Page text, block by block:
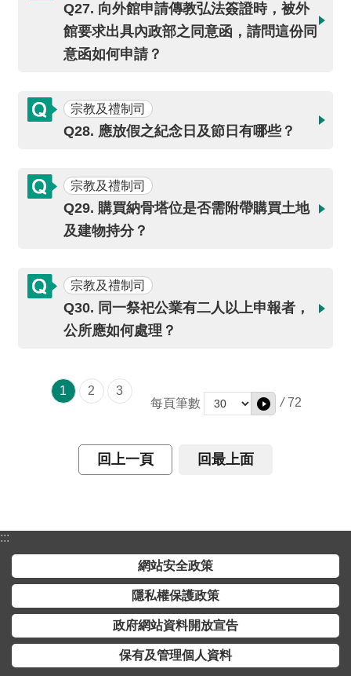
Q27. 向外館申請傳教弘法簽證時，被外
館要求出具內政部之同意函，請問這份同
意函如何申請？
宗教及禮制司
Q28. 應放假之紀念日及節日有哪些？
宗教及禮制司
Q29. 購買納骨塔位是否需附帶購買土地
及建物持分？
宗教及禮制司
Q30. 同一祭祀公業有二人以上申報者，
公所應如何處理？
1 2
3
每頁筆數
/ 72
回上一頁 回最上面
:::
網站安全政策
隱私權保護政策
政府網站資料開放宣告
保有及管理個人資料